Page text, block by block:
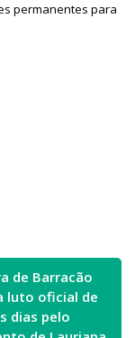
permanentes para
de Barracão
luto oficial de
dias pelo